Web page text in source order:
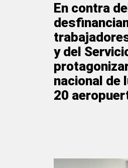
En contra
y del
nacional de
20